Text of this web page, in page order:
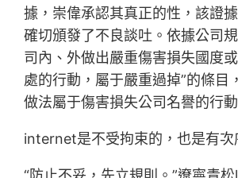
據，崇偉承認其真正的性，該證
確切頒發了不良談吐。依據公司
司內、外做出嚴重傷害損失國度
處的行動，屬于嚴重過掉”的條目
做法屬于傷害損失公司名譽的行動
internet是不受拘束的，也是有次